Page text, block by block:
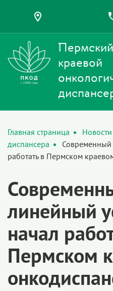
Пермский
краевой
Главная страница
диспансера
Современный
работать в Пермском
линейный
начал
Пермском